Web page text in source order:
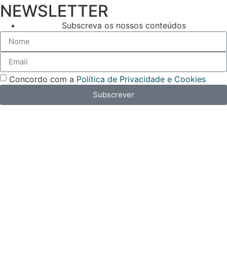
NEWSLETTER
Subscreva os nossos conteúdos
Concordo com a Política de Privacidade e Cookies
Subscrever